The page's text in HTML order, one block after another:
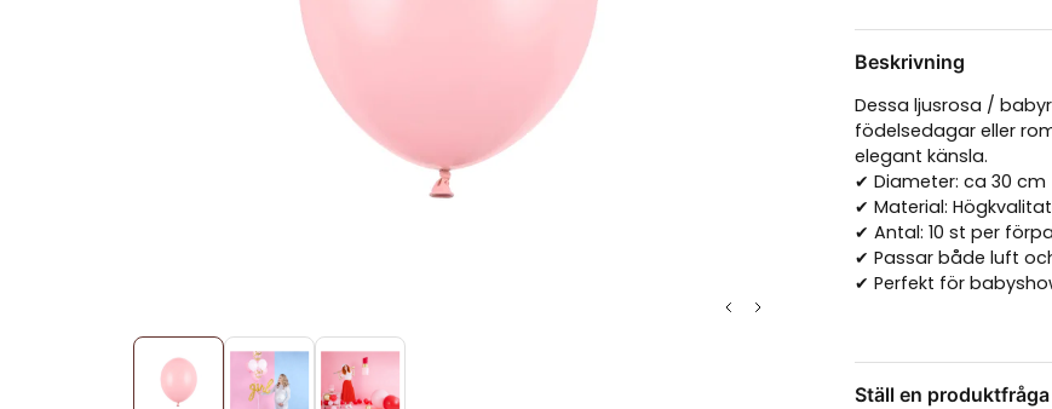
Beskrivning
Dessa ljusrosa /
födelsedagar eller
elegant känsla.
✔ Diameter: ca 30 cm
✔ Material:
✔ Antal: 10 st per
✔ Passar både luft
✔ Perfekt för
Ställ en produktfråga